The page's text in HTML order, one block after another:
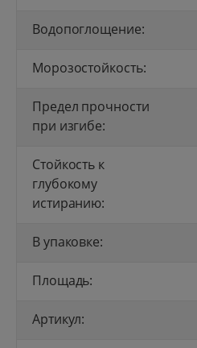
Водопоглощение:
Морозостойкость:
Предел прочности
при изгибе:
Стойкость к
глубокому
истиранию:
В упаковке:
Площадь:
Артикул: